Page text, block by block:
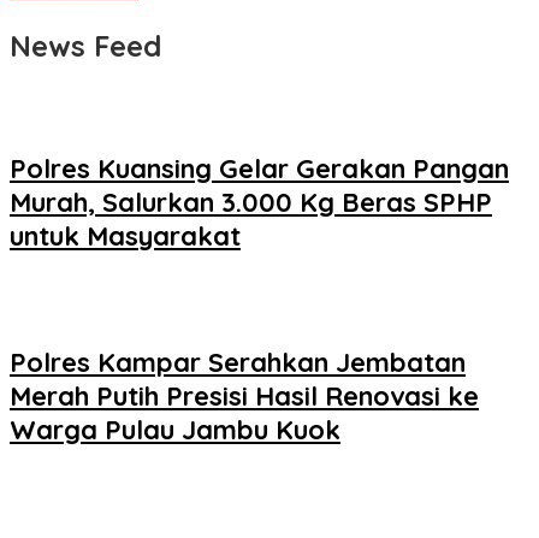
News Feed
Polres Kuansing Gelar Gerakan Pangan
Murah, Salurkan 3.000 Kg Beras SPHP
untuk Masyarakat
Polres Kampar Serahkan Jembatan
Merah Putih Presisi Hasil Renovasi ke
Warga Pulau Jambu Kuok